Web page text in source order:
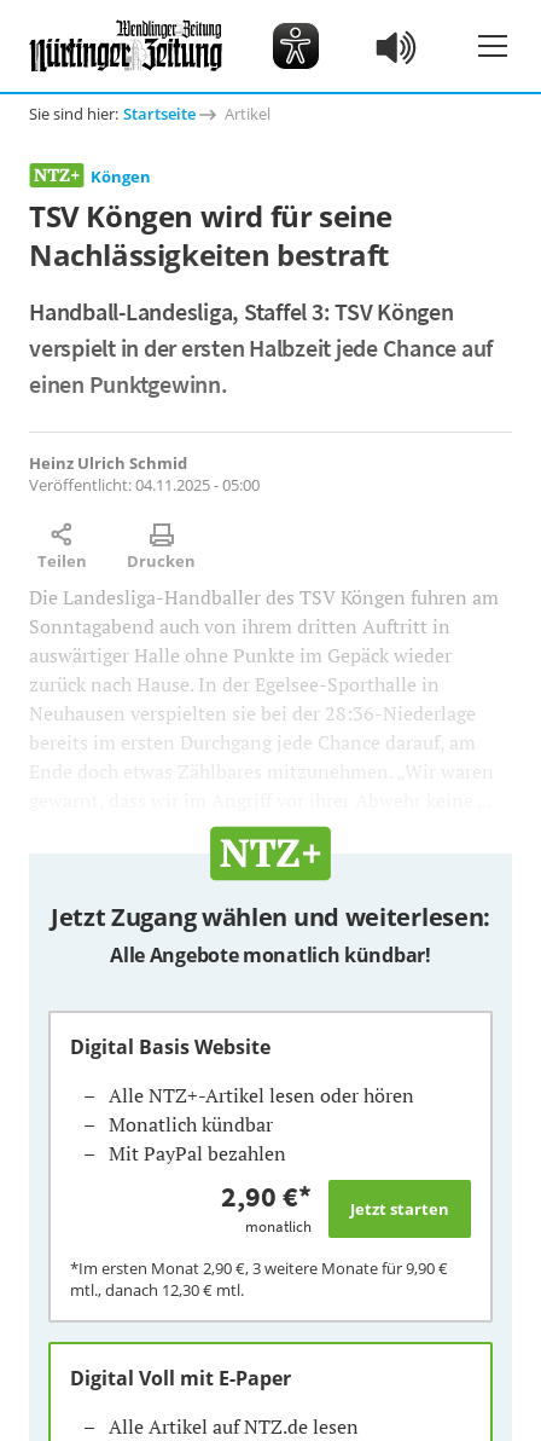
Sie sind hier: Startseite Artikel
Köngen
TSV Köngen wird für seine
Nachlässigkeiten bestraft
Handball-Landesliga, Staffel 3: TSV Köngen
verspielt in der ersten Halbzeit jede Chance auf
einen Punktgewinn.
Heinz Ulrich Schmid
Veröffentlicht:04.11.2025 - 05:00
Teilen Drucken
Die Landesliga-Handballer des TSV Köngen fuhren am
Sonntagabend auch von ihrem dritten Auftritt in
auswärtiger Halle ohne Punkte im Gepäck wieder
zurück nach Hause. In der Egelsee-Sporthalle in
Neuhausen verspielten sie bei der 28:36-Niederlage
bereits im ersten Durchgang jede Chance darauf, am
Ende doch etwas Zählbares mitzunehmen. „Wir waren
Jetzt Zugang wählen und weiterlesen:
Alle Angebote monatlich kündbar!
Digital Basis Website
Alle NTZ+-Artikel lesen oder hören
Monatlich kündbar
Mit PayPal bezahlen
2,90 €*
monatlich
*Im ersten Monat2,90 €, 3 weitere Monate für9,90 €
mtl., danach 12,30 € mtl.
Digital Voll mit E-Paper
Alle Artikel auf NTZ.de lesen